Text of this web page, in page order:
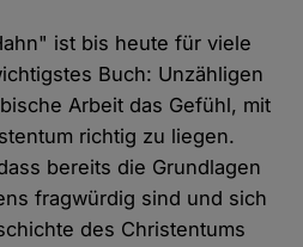
ist bis heute für viele
Buch: Unzähligen
Arbeit das Gefühl, mit
richtig zu liegen.
bereits die Grundlagen
fragwürdig sind und sich
des Christentums